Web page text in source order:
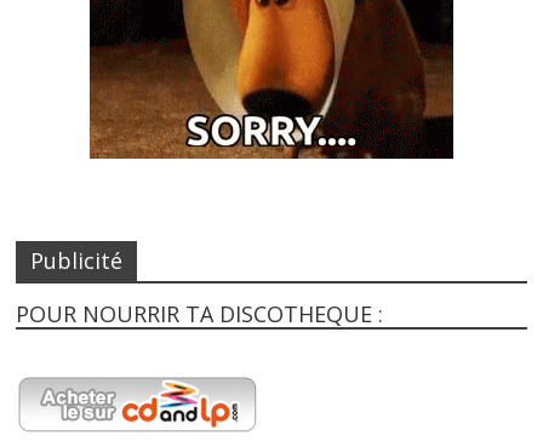
Publicité
POUR NOURRIR TA DISCOTHEQUE :